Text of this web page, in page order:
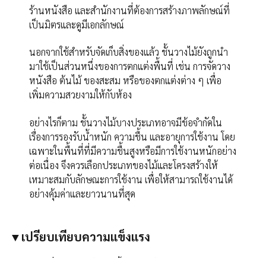
ร้านหนังสือ และสำนักงานที่ต้องการสร้างภาพลักษณ์ที่
เป็นมิตรและดูมีเอกลักษณ์
นอกจากใช้สำหรับจัดเก็บสิ่งของแล้ว ชั้นวางไม้ยังถูกนำ
มาใช้เป็นส่วนหนึ่งของการตกแต่งพื้นที่ เช่น การจัดวาง
หนังสือ ต้นไม้ ของสะสม หรือของตกแต่งต่าง ๆ เพื่อ
เพิ่มความสวยงามให้กับห้อง
อย่างไรก็ตาม ชั้นวางไม้บางประเภทอาจมีข้อจำกัดใน
เรื่องการรองรับน้ำหนัก ความชื้น และอายุการใช้งาน โดย
เฉพาะในพื้นที่ที่มีความชื้นสูงหรือมีการใช้งานหนักอย่าง
ต่อเนื่อง จึงควรเลือกประเภทของไม้และโครงสร้างให้
เหมาะสมกับลักษณะการใช้งาน เพื่อให้สามารถใช้งานได้
อย่างคุ้มค่าและยาวนานที่สุด
▼เปรียบเทียบความแข็งแรง